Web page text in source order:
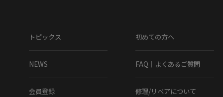
History
足を包み込むような柔らかい履き心地。これがマグナーニの最大の特
徴です。 1954年、スペインのアルマンサで創業し、3世代に渡って丁寧
な靴作りを継承しているマグナーニ。 得意とする製法は、『ボロネー
トピックス
NEWS
会員登録
初めての方へ
FAQ｜よくあるご質問
修理/リペアについて